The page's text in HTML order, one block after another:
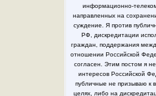
информационно-
направленных на
суждение. Я против
РФ, дискредитации
граждан, поддержания
отношении Российской
согласен. Этим постом я
интересов Российской
публичные не призываю к
целях, либо на